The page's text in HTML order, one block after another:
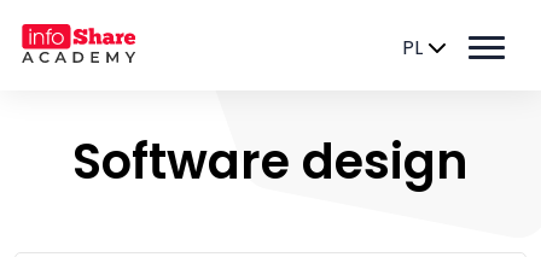
PL
Software design